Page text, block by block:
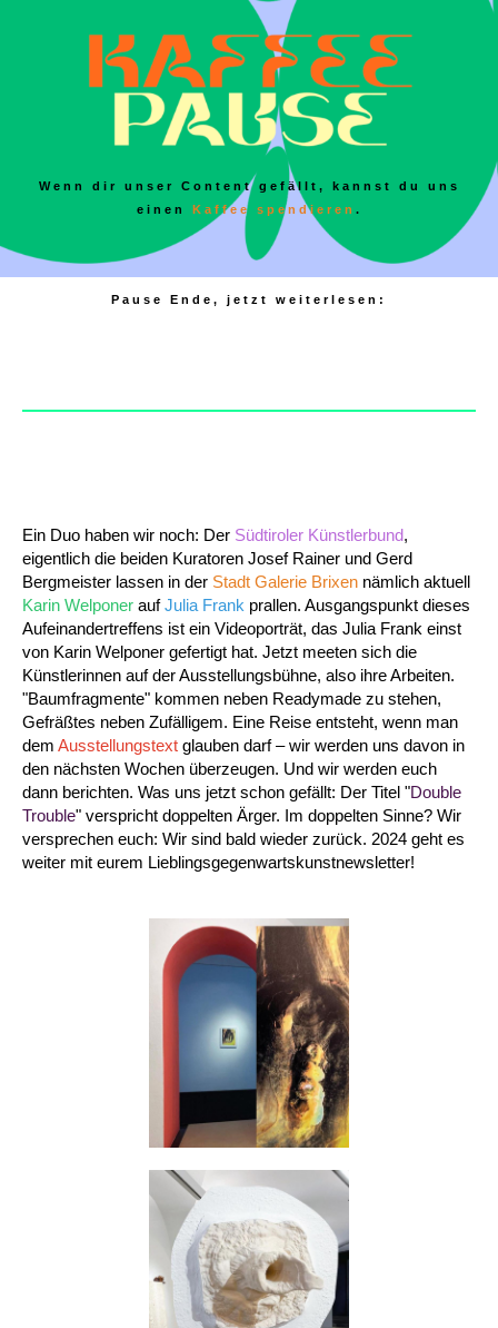
Wenn dir unser Content gefällt, kannst du uns
einen Kaffee spendieren .
Pause Ende, jetzt weiterlesen:
Ein Duo haben wir noch: Der Südtiroler Künstlerbund,
eigentlich die beiden Kuratoren Josef Rainer und Gerd
Bergmeister lassen in der Stadt Galerie Brixen nämlich aktuell
Karin Welponer aufJulia Frank prallen. Ausgangspunkt dieses
Aufeinandertreffens ist ein Videoporträt, das Julia Frank einst
von Karin Welponer gefertigt hat. Jetzt meeten sich die
Künstlerinnen auf der Ausstellungsbühne, also ihre Arbeiten.
"Baumfragmente" kommen neben Readymade zu stehen,
Gefräßtes neben Zufälligem. Eine Reise entsteht, wenn man
dem Ausstellungstext glauben darf – wir werden uns davon in
den nächsten Wochen überzeugen. Und wir werden euch
dann berichten. Was uns jetzt schon gefällt: Der Titel "Double
Trouble" verspricht doppelten Ärger. Im doppelten Sinne? Wir
versprechen euch: Wir sind bald wieder zurück. 2024 geht es
weiter mit eurem Lieblingsgegenwartskunstnewsletter!